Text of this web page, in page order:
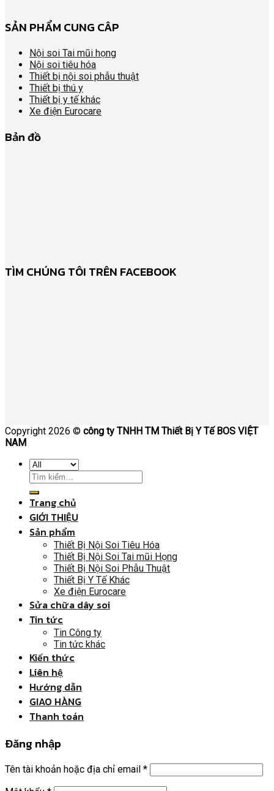
SẢN PHẨM CUNG CÂP
Nội soi Tai mũi họng
Nội soi tiêu hóa
Thiết bị nội soi phẫu thuật
Thiết bị thú y
Thiết bị y tế khác
Xe điện Eurocare
Bản đồ
TÌM CHÚNG TÔI TRÊN FACEBOOK
Copyright 2026 © công ty TNHH TM Thiết Bị Y Tế BOS VIỆT
NAM
Trang chủ
GIỚI THIỆU
Sản phẩm
Thiết Bị Nội Soi Tiêu Hóa
Thiết Bị Nội Soi Tai mũi Họng
Thiết Bị Nội Soi Phẫu Thuật
Thiết Bị Y Tế Khác
Xe điện Eurocare
Sửa chữa dây soi
Tin tức
Tin Công ty
Tin tức khác
Kiến thức
Liên hệ
Hướng dẫn
GIAO HÀNG
Thanh toán
Đăng nhập
Tên tài khoản hoặc địa chỉ email *